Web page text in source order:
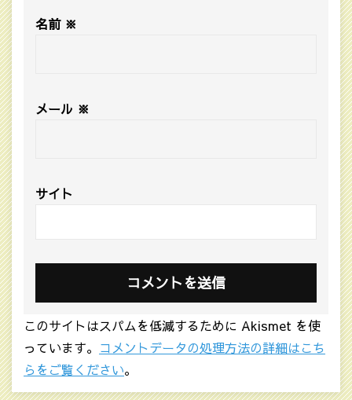
名前 ※
メール ※
サイト
このサイトはスパムを低減するために Akismet を使
っています。 コメントデータの処理方法の詳細はこち
らをご覧ください。